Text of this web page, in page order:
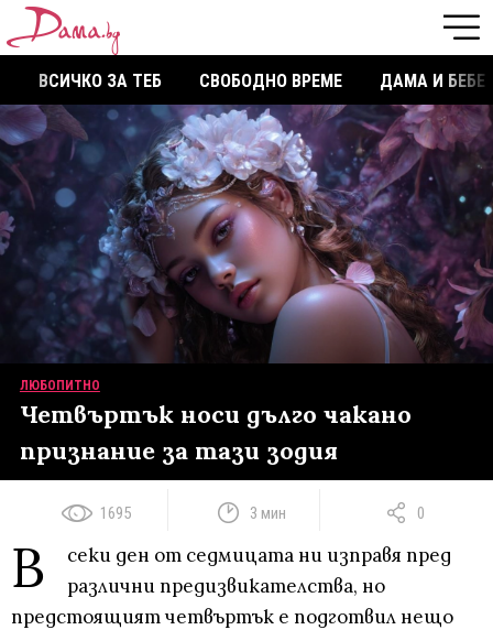
ВСИЧКО ЗА ТЕБ СВОБОДНО ВРЕМЕ ДАМА И БЕБЕ
ЛЮБОПИТНО
Четвъртък носи дълго чакано
признание за тази зодия
1695 3 мин 0
В
секи ден от седмицата ни изправя пред
различни предизвикателства, но
предстоящият четвъртък е подготвил нещо